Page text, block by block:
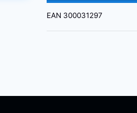
EAN 300031297